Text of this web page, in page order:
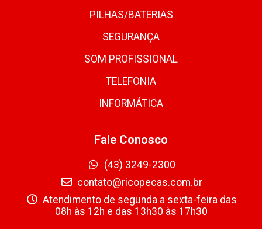
PILHAS/BATERIAS
SEGURANÇA
SOM PROFISSIONAL
TELEFONIA
INFORMÁTICA
Fale Conosco
(43) 3249-2300
contato@ricopecas.com.br
Atendimento de segunda a sexta-feira das
08h às 12h e das 13h30 às 17h30